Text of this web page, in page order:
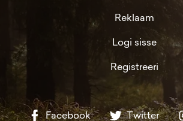
Reklaam
Logi sisse
Registreeri
Facebook Twitter